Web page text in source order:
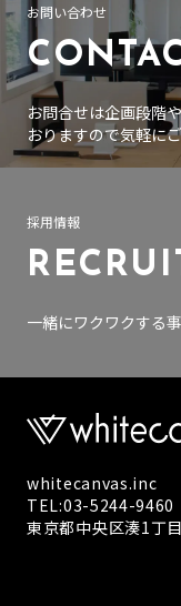
お問い合わせ
お問合せは企画段階
おりますので気軽に
採用情報
一緒にワクワクする
whitecanvas.inc
TEL:03-5244-9460
東京都中央区湊1丁